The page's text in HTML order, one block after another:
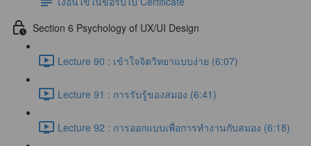
Section 6 Psychology of UX/UI Design
Lecture 90 : เข้าใจจิตวิทยาแบบง่าย (6:07)
Lecture 91 : การรับรู้ของสมอง (6:41)
Lecture 92 : การออกแบบเพื่อการทำงานกับสมอง (6:18)